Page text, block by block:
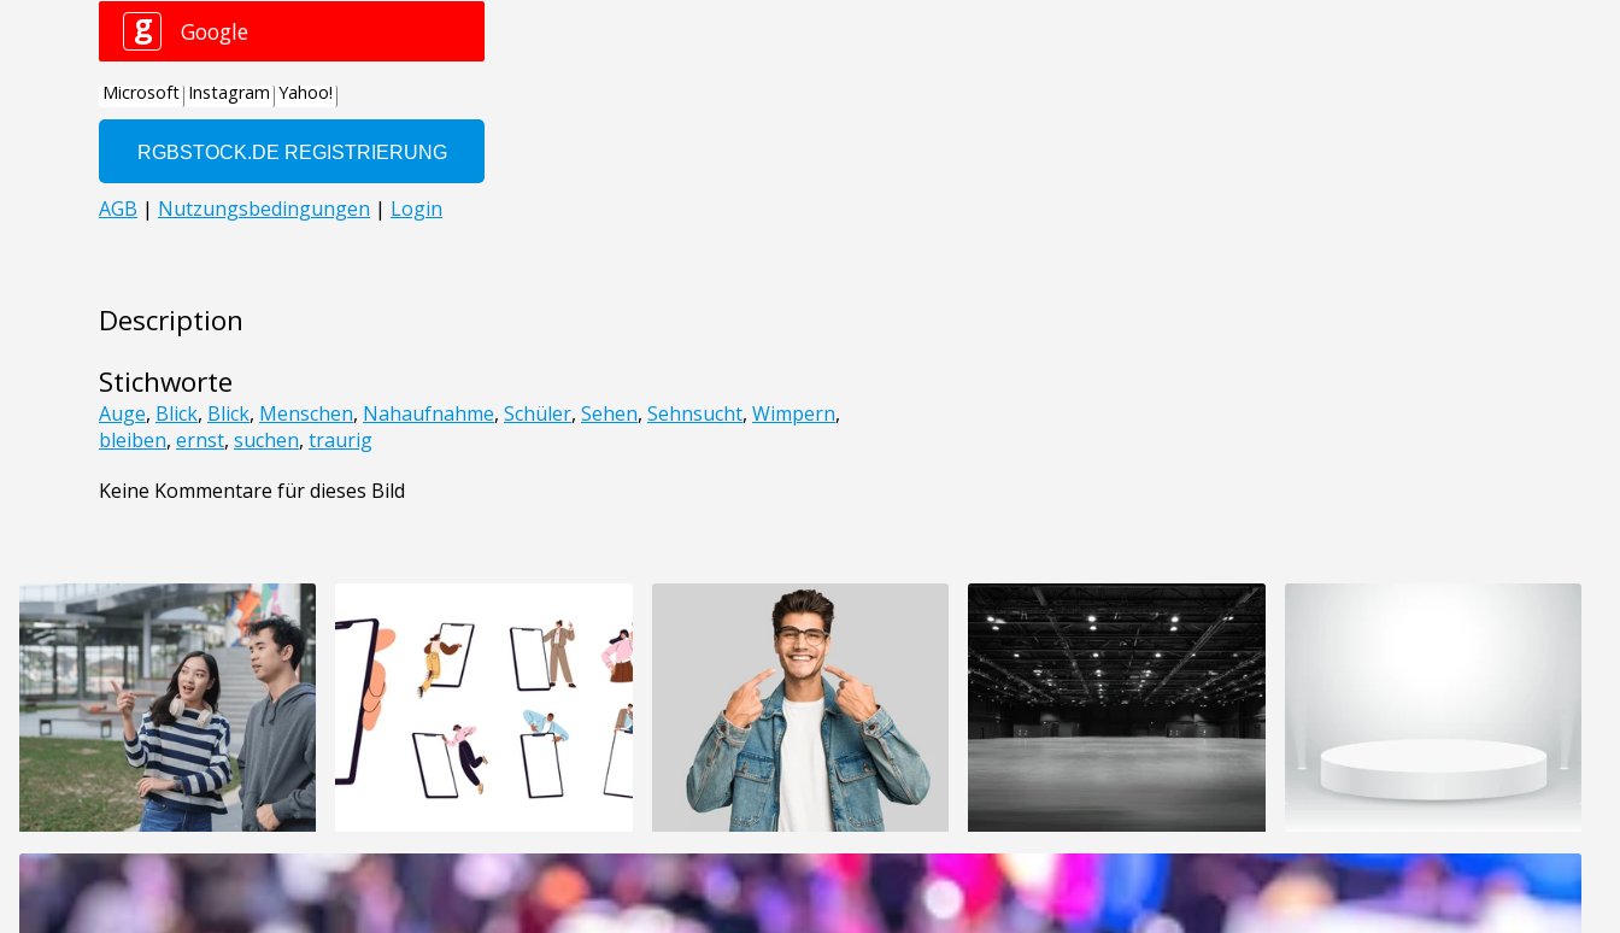
Description
Stichworte
Auge, Blick, Blick, Menschen, Nahaufnahme, Schüler, Sehen, Sehnsucht, Wimpern,
bleiben, ernst, suchen, traurig
Keine Kommentare für dieses Bild